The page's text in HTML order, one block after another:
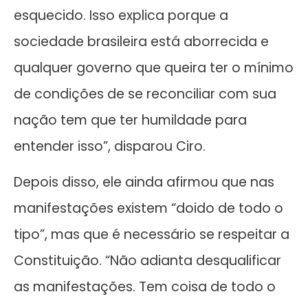
esquecido. Isso explica porque a
sociedade brasileira está aborrecida e
qualquer governo que queira ter o mínimo
de condições de se reconciliar com sua
nação tem que ter humildade para
entender isso”, disparou Ciro.
Depois disso, ele ainda afirmou que nas
manifestações existem “doido de todo o
tipo”, mas que é necessário se respeitar a
Constituição. “Não adianta desqualificar
as manifestações. Tem coisa de todo o